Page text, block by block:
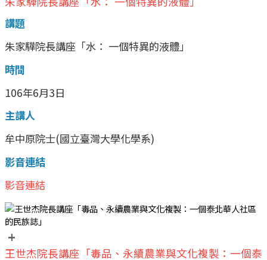
講題
朱家驊院長講座「水： 一個特異的液體」
時間
106年6月3日
主講人
牟中原院士(國立臺灣大學化學系)
影音連結
影音連結
+
王世杰院長講座「毒品、永續農業與文化複製：一個泰